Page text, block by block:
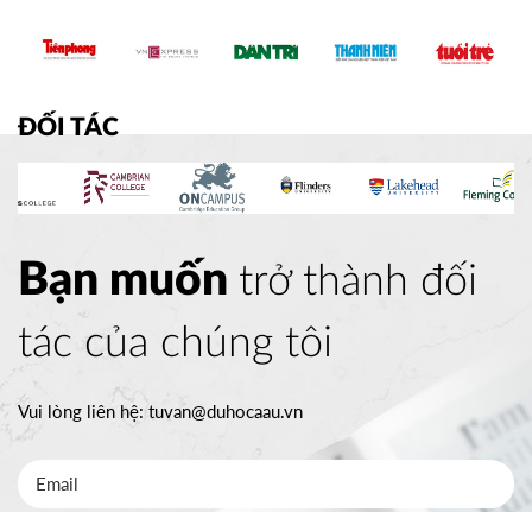
ĐỐI TÁC
Bạn muốn trở thành đối
tác của chúng tôi
Vui lòng liên hệ:tuvan@duhocaau.vn